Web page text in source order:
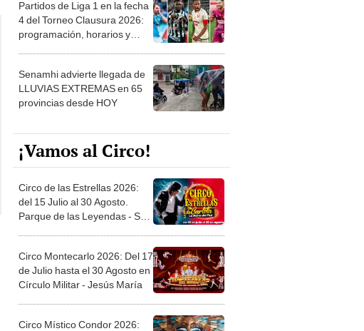
Partidos de Liga 1 en la fecha
4 del Torneo Clausura 2026:
programación, horarios y
Senamhi advierte llegada de
LLUVIAS EXTREMAS en 65
provincias desde HOY
¡Vamos al Circo!
Circo de las Estrellas 2026:
del 15 Julio al 30 Agosto.
Parque de las Leyendas - San
Circo Montecarlo 2026: Del 17
de Julio hasta el 30 Agosto en
Círculo Militar - Jesús María
Circo Místico Condor 2026: